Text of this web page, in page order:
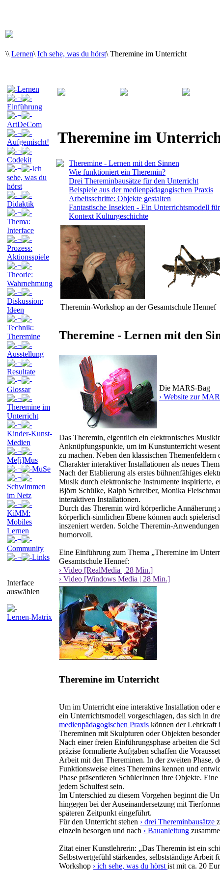
\\ Lernen\ Ich sehe, was du hörst\ Theremine im Unterricht
Lernen
¬
Einführung
¬
ArtDeCom
¬
Aufgemischt!
¬
Codekit
¬
Ich
sehe, was du
hörst
¬
Didaktik
¬
Thema:
Interface
¬
Prozess:
Aktionsspiele
¬
Theorie:
Wahrnehmung
¬
Diskussion:
Ideen
¬
Technik:
Theremine
¬
Ausstellung
¬
Resultate
¬
Glossar
¬
Theremine im
Unterricht
¬
Kinder-Kunst-
Medien
¬
Me[i]Mus
¬
MuSe
¬
Schwimmen
im Netz
¬
KiMM:
Mobiles
Lernen
¬
Community
¬
Links
Interface
auswählen
Lernen-Matrix
Theremine im
Theremine - Lernen mit den Sinnen
Wie funktioniert ein Theremin?
Drei Thereminbausätze für den Unterricht
Beispiele aus der medienpädagogischen Praxis
Arbeitsschritte: Objekte gestalten
Fantastische Insekten - Ein Unterrichtsmodell
Kontext Kulturgeschichte
Theremin-Workshop an der Gesamtschule Hennef
Theremine - Lernen mit den
Die MARS-Bag
› Website zur
Das Theremin, eigentlich ein elektronisches
Anknüpfungspunkte, um im Kunstunterricht
zu machen. Neben den klassischen
Charakter interaktiver Installationen als neues
Nach der Etablierung als erstes bühnenfähiges
Musik durch elektronische Instrumente inspirierte,
Björn Schülke, Ralph Schreiber, Monika
interaktiven Installationen.
Durch das Theremin wird körperliche Annäherung
körperlich-sinnlichen Ebene können auch
inszeniert werden. Solche Theremin-
humorvoll.
Eine Einführung zum Thema „Theremine im
Gesamtschule Hennef:
› Video [RealMedia | 28 Min.]
› Video [Windows Media | 28 Min.]
Theremine im Unterricht
Um im Unterricht eine interaktive Installation oder
ein Unterrichtsmodell vorgeschlagen, das sich in
medienpädagogischen Praxis können der Lehrkraft
Thereminen mit Skulpturen oder Objekten
Nach einer freien Einführungsphase arbeiten die
präzise formulierte Aufgaben schaffen die
Arbeit mit den Thereminen. In der zweiten Phase,
Funktionsweise eines Theremins kennen und
Phase präsentieren SchülerInnen ihre Objekte.
jedem Schulfest sein.
Im Unterschied zu diesem Vorgehen beginnt die
hingegen bei der Auseinandersetzung mit
späteren Zeitpunkt eingeführt.
Für den Unterricht stehen › drei Thereminbausätze
einzeln besorgen und nach › Bauanleitung
Zitat einer Kunstlehrerin: „Das Theremin ist ein
Selbstwertgefühl stärkendes, selbstständige Arbeit
Workshop › ich sehe, was du hörstist mit ca. 20